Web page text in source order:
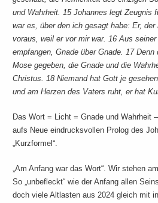
und Wahrheit. 15 Johannes legt Zeugnis
war es, über den ich gesagt habe: Er,
voraus, weil er vor mir war. 16 Aus
empfangen, Gnade über Gnade. 17
Mose gegeben, die Gnade und die
Christus. 18 Niemand hat Gott je
und am Herzen des Vaters ruht, er hat
Das Wort = Licht = Gnade und Wahrheit
aufs Neue eindrucksvollen Prolog des
„Kurzformel“.
„Am Anfang war das Wort“. Wir stehen
So „unbefleckt“ wie der Anfang allen
doch viele Altlasten aus 2024 gleich mit